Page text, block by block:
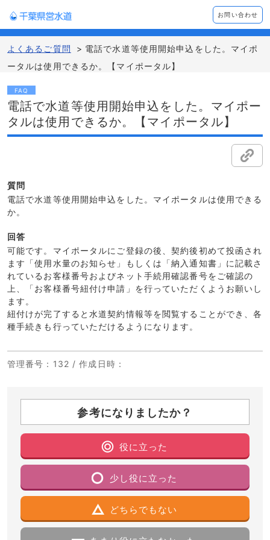
お問い合わせ
よくあるご質問 > 電話で水道等使用開始申込をした。マイポ
ータルは使用できるか。【マイポータル】
FAQ
電話で水道等使用開始申込をした。マイポー
タルは使用できるか。【マイポータル】
質問
電話で水道等使用開始申込をした。マイポータルは使用できる
か。
回答
可能です。マイポータルにご登録の後、契約後初めて投函され
ます「使用水量のお知らせ」もしくは「納入通知書」に記載さ
れているお客様番号およびネット手続用確認番号をご確認の
上、「お客様番号紐付け申請」を行っていただくようお願いし
ます。
紐付けが完了すると水道契約情報等を閲覧することができ、各
種手続きも行っていただけるようになります。
管理番号 ：132 /作成日時 ：
参考になりましたか？
役に立った
少し役に立った
どちらでもない